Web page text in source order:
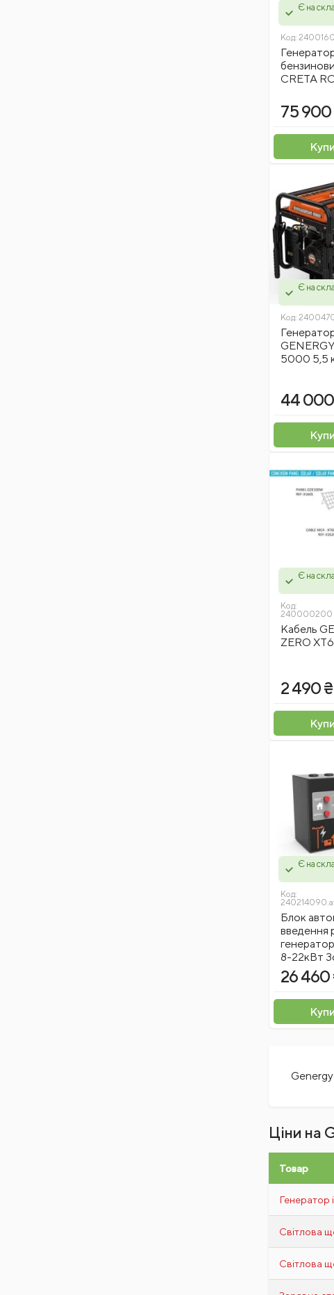
Є на
Код:
CRETA
75 900
Є на
Код:
5000 5,5
44
Є на
Код:
240000200
Кабель
ZERO
2 490 ₴
Є на
Код:
Блок
введення
8-22кВт
26 460
Genergy
Ціни на
Товар
Генератор
Світлова
Світлова